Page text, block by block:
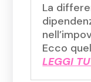
La
Ecco
LEGGI